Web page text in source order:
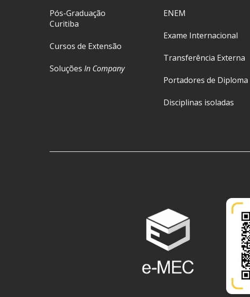
Pós-Graduação
Curitiba
Cursos de Extensão
Soluções In Company
ENEM
Exame Internacional
Transferência Externa
Portadores de Diploma
Disciplinas isoladas